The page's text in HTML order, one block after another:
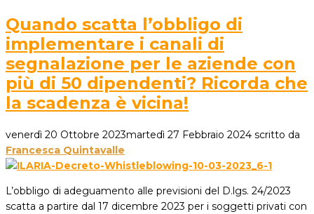
Quando scatta l’obbligo di
implementare i canali di
segnalazione per le aziende con
più di 50 dipendenti? Ricorda che
la scadenza è vicina!
venerdì 20 Ottobre 2023martedì 27 Febbraio 2024 scritto da
Francesca Quintavalle
L’obbligo di adeguamento alle previsioni del D.lgs. 24/2023
scatta a partire dal 17 dicembre 2023 per i soggetti privati con